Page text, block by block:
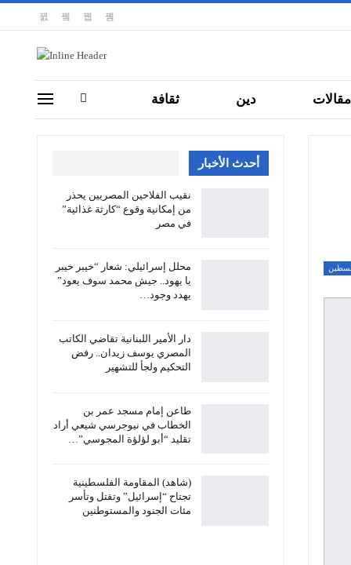
مقالات دين ثقافة
أحدث الأخبار
نقيب الفلاحين المصريين يحذر
من إمكانية وقوع “كارثة غذائية”
في مصر
محلل إسرائيلي: شعار “خيبر خيبر
يا يهود.. جيش محمد سوف يعود”
يهدد وجود…
دار الأمير اللبنانية تقاضي الكاتب
المصري يوسف زيدان.. رفض
التحكيم ولجأ للتشهير
طاعن إمام مسجد عمر بن
الخطاب في نيوجرسي شيعي أراد
تقليد “أبو لؤلؤة المجوسي”…
(شاهد) المقاومة الفلسطينية
تجتاح “إسرائيل” وتقتل وتأسر
مئات الجنود والمستوطنين